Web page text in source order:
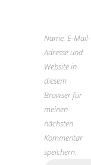
Name, E-Mail-
Adresse und
Website in
diesem
Browser für
meinen
nächsten
Kommentar
speichern.